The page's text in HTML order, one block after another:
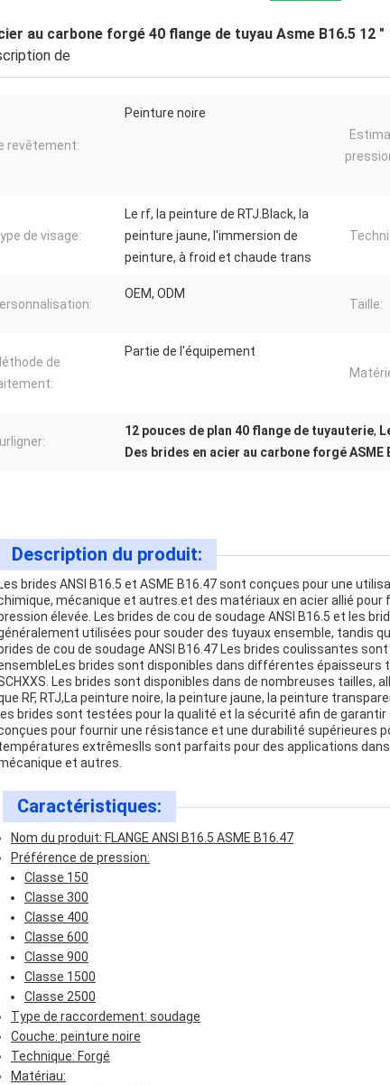
au carbone forgé 40 flange de tuyau Asme B16.5 12 "
de
revêtement:
Peinture noire
de visage:
Le rf, la peinture de RTJ.Black, la
peinture jaune, l'immersion de
peinture, à froid et chaude trans
OEM, ODM
Taille:
de
Partie de l'équipement
12 pouces de plan 40 flange de tuyauterie,
Des brides en acier au carbone forgé ASME
Description du produit:
Les brides ANSI B16.5 et ASME B16.47 sont conçues pour une
mécanique et autres.et des matériaux en acier allié
élevée. Les brides de cou de soudage ANSI B16.5 et les
utilisées pour souder des tuyaux ensemble, tandis
brides de cou de soudage ANSI B16.47 Les brides coulissantes
brides sont disponibles dans différentes épaisseurs
Les brides sont disponibles dans de nombreuses tailles,
RF, RTJ,La peinture noire, la peinture jaune, la peinture
les brides sont testées pour la qualité et la sécurité afin de
pour fournir une résistance et une durabilité supérieures
extrêmesIls sont parfaits pour des applications
et autres.
Caractéristiques:
Nom du produit: FLANGE ANSI B16.5 ASME B16.47
Préférence de pression:
Classe 150
Classe 300
Classe 400
Classe 600
Classe 900
Classe 1500
Classe 2500
Type de raccordement: soudage
Couche: peinture noire
Technique: Forgé
Matériau: